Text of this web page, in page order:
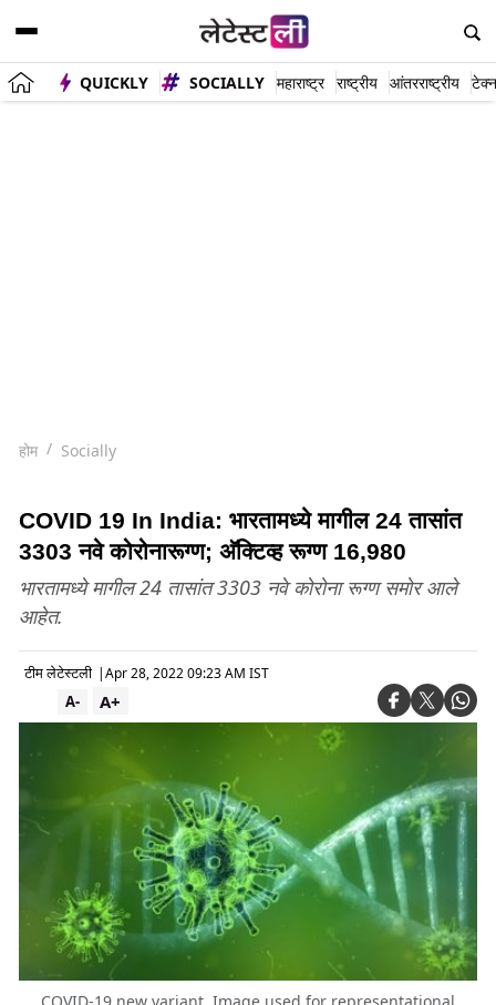
QUICKLY SOCIALLY महाराष्ट्र राष्ट्रीय आंतरराष्ट्रीय
होम Socially
COVID 19 In India: भारतामध्ये मागील 24 तासांत
3303 नवे कोरोनारूग्ण; अ‍ॅक्टिव्ह रूग्ण 16,980
भारतामध्ये मागील 24 तासांत 3303 नवे कोरोना रूग्ण समोर आले
आहेत.
टीम लेटेस्टली |Apr 28, 2022 09:23 AM IST
A+
A-